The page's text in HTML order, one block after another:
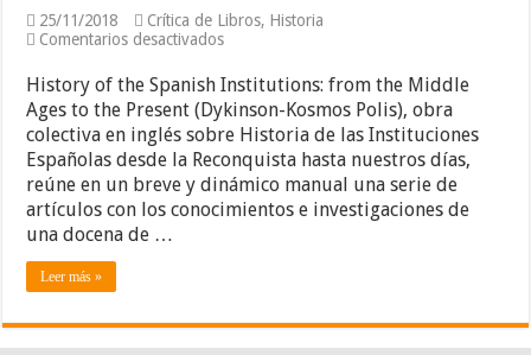
25/11/2018 Crítica de Libros, Historia
Comentarios desactivadosen
of
the
Spanish
Institutions:
from
the
Middle
Ages
History of the Spanish Institutions: from the Middle
Ages to the Present (Dykinson-Kosmos Polis), obra
colectiva en inglés sobre Historia de las Instituciones
Españolas desde la Reconquista hasta nuestros días,
reúne en un breve y dinámico manual una serie de
artículos con los conocimientos e investigaciones de
una docena de …
Leer más »